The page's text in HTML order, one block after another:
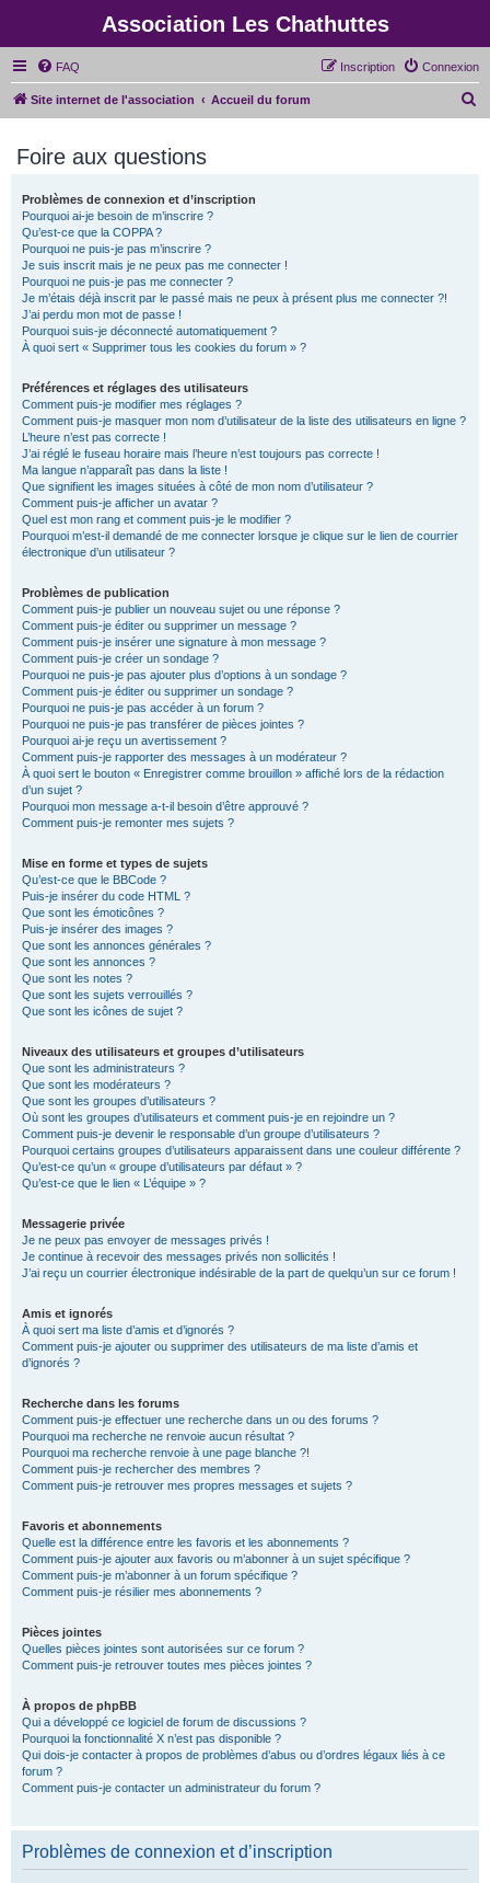
Association Les Chathuttes
FAQ Connexion
Inscription
Site internet de l'association Accueil du forum
Foire aux questions
Problèmes de connexion et d’inscription
Pourquoi ai-je besoin de m’inscrire ?
Qu’est-ce que la COPPA ?
Pourquoi ne puis-je pas m’inscrire ?
Je suis inscrit mais je ne peux pas me connecter !
Pourquoi ne puis-je pas me connecter ?
Je m’étais déjà inscrit par le passé mais ne peux à présent plus me connecter ?!
J’ai perdu mon mot de passe !
Pourquoi suis-je déconnecté automatiquement ?
À quoi sert « Supprimer tous les cookies du forum » ?
Préférences et réglages des utilisateurs
Comment puis-je modifier mes réglages ?
Comment puis-je masquer mon nom d’utilisateur de la liste des utilisateurs en ligne ?
L’heure n’est pas correcte !
J’ai réglé le fuseau horaire mais l’heure n’est toujours pas correcte !
Ma langue n’apparaît pas dans la liste !
Que signifient les images situées à côté de mon nom d’utilisateur ?
Comment puis-je afficher un avatar ?
Quel est mon rang et comment puis-je le modifier ?
Pourquoi m’est-il demandé de me connecter lorsque je clique sur le lien de courrier
électronique d’un utilisateur ?
Problèmes de publication
Comment puis-je publier un nouveau sujet ou une réponse ?
Comment puis-je éditer ou supprimer un message ?
Comment puis-je insérer une signature à mon message ?
Comment puis-je créer un sondage ?
Pourquoi ne puis-je pas ajouter plus d’options à un sondage ?
Comment puis-je éditer ou supprimer un sondage ?
Pourquoi ne puis-je pas accéder à un forum ?
Pourquoi ne puis-je pas transférer de pièces jointes ?
Pourquoi ai-je reçu un avertissement ?
Comment puis-je rapporter des messages à un modérateur ?
À quoi sert le bouton « Enregistrer comme brouillon » affiché lors de la rédaction
d’un sujet ?
Pourquoi mon message a-t-il besoin d’être approuvé ?
Comment puis-je remonter mes sujets ?
Mise en forme et types de sujets
Qu’est-ce que le BBCode ?
Puis-je insérer du code HTML ?
Que sont les émoticônes ?
Puis-je insérer des images ?
Que sont les annonces générales ?
Que sont les annonces ?
Que sont les notes ?
Que sont les sujets verrouillés ?
Que sont les icônes de sujet ?
Niveaux des utilisateurs et groupes d’utilisateurs
Que sont les administrateurs ?
Que sont les modérateurs ?
Que sont les groupes d’utilisateurs ?
Où sont les groupes d’utilisateurs et comment puis-je en rejoindre un ?
Comment puis-je devenir le responsable d’un groupe d’utilisateurs ?
Pourquoi certains groupes d’utilisateurs apparaissent dans une couleur différente ?
Qu’est-ce qu’un « groupe d’utilisateurs par défaut » ?
Qu’est-ce que le lien « L’équipe » ?
Messagerie privée
Je ne peux pas envoyer de messages privés !
Je continue à recevoir des messages privés non sollicités !
J’ai reçu un courrier électronique indésirable de la part de quelqu’un sur ce forum !
Amis et ignorés
À quoi sert ma liste d’amis et d’ignorés ?
Comment puis-je ajouter ou supprimer des utilisateurs de ma liste d’amis et
d’ignorés ?
Recherche dans les forums
Comment puis-je effectuer une recherche dans un ou des forums ?
Pourquoi ma recherche ne renvoie aucun résultat ?
Pourquoi ma recherche renvoie à une page blanche ?!
Comment puis-je rechercher des membres ?
Comment puis-je retrouver mes propres messages et sujets ?
Favoris et abonnements
Quelle est la différence entre les favoris et les abonnements ?
Comment puis-je ajouter aux favoris ou m’abonner à un sujet spécifique ?
Comment puis-je m’abonner à un forum spécifique ?
Comment puis-je résilier mes abonnements ?
Pièces jointes
Quelles pièces jointes sont autorisées sur ce forum ?
Comment puis-je retrouver toutes mes pièces jointes ?
À propos de phpBB
Qui a développé ce logiciel de forum de discussions ?
Pourquoi la fonctionnalité X n’est pas disponible ?
Qui dois-je contacter à propos de problèmes d’abus ou d’ordres légaux liés à ce
forum ?
Comment puis-je contacter un administrateur du forum ?
Problèmes de connexion et d’inscription